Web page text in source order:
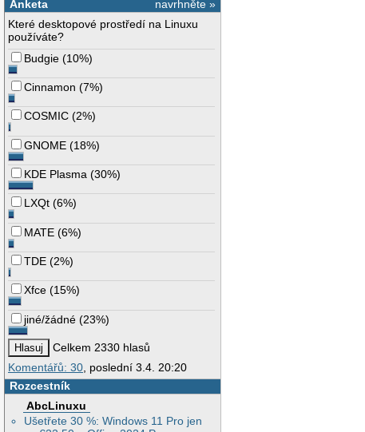
navrhněte »
Anketa
Které desktopové prostředí na Linuxu
používáte?
Budgie (10%)
Cinnamon (7%)
COSMIC (2%)
GNOME (18%)
KDE Plasma (30%)
LXQt (6%)
MATE (6%)
TDE (2%)
Xfce (15%)
jiné/žádné (23%)
Celkem 2330 hlasů
Komentářů: 30, poslední 3.4. 20:20
Rozcestník
AbcLinuxu
Ušetřete 30 %: Windows 11 Pro jen